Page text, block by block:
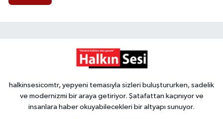
halkinsesicomtr, yepyeni temasıyla sizleri buluştururken, sadelik
ve modernizmi bir araya getiriyor. Şatafattan kaçınıyor ve
insanlara haber okuyabilecekleri bir altyapı sunuyor.